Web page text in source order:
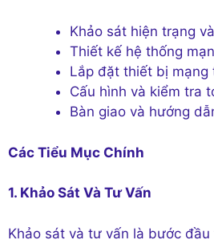
Khảo sát hiện trạng
Thiết kế hệ thống
Lắp đặt thiết bị mạng
Cấu hình và kiểm tra
Bàn giao và hướng
Các Tiểu Mục Chính
1. Khảo Sát Và Tư Vấn
Khảo sát và tư vấn là bước